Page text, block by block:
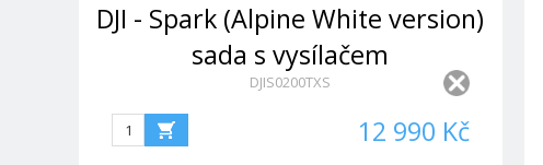
DJI - Spark (Alpine White version)
sada s vysílačem
DJIS0200TXS
12 990 Kč